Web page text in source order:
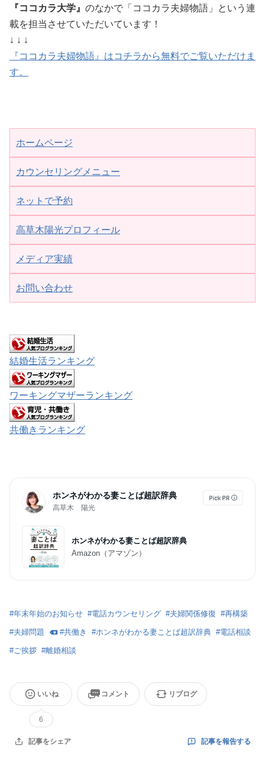
『ココカラ大学』 のなかで「ココカラ夫婦物語」という連
載を担当させていただいています！
↓ ↓ ↓
『ココカラ夫婦物語』はコチラから無料でご覧いただけま
す。
ホームページ
カウンセリングメニュー
ネットで予約
高草木陽光プロフィール
メディア実績
お問い合わせ
結婚生活ランキング
ワーキングマザーランキング
共働きランキング
ホンネがわかる妻ことば超訳辞典
高草木 陽光
ホンネがわかる妻ことば超訳辞典
Amazon（アマゾン）
#年末年始のお知らせ #電話カウンセリング #夫婦関係修復 #再構築
#夫婦問題 #共働き #ホンネがわかる妻ことば超訳辞典 #電話相談
#ご挨拶 #離婚相談
いいね
6
コメント リブログ
記事をシェア 記事を報告する